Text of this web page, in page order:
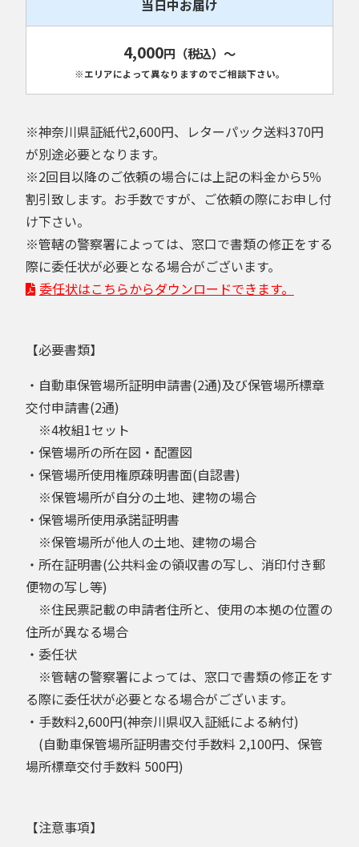
当日中お届け
4,000円 （税込） ～
※エリアによって異なりますのでご相談下さい。
※神奈川県証紙代2,600円、レターパック送料370円
が別途必要となります。
※2回目以降のご依頼の場合には上記の料金から5％
割引致します。お手数ですが、ご依頼の際にお申し付
け下さい。
※管轄の警察署によっては、窓口で書類の修正をする
際に委任状が必要となる場合がございます。
委任状はこちらからダウンロードできます。
【必要書類】
・自動車保管場所証明申請書(2通)及び保管場所標章
交付申請書(2通)
※4枚組1セット
・保管場所の所在図・配置図
・保管場所使用権原疎明書面(自認書)
※保管場所が自分の土地、建物の場合
・保管場所使用承諾証明書
※保管場所が他人の土地、建物の場合
・所在証明書(公共料金の領収書の写し、消印付き郵
便物の写し等)
※住民票記載の申請者住所と、使用の本拠の位置の
住所が異なる場合
・委任状
※管轄の警察署によっては、窓口で書類の修正をす
る際に委任状が必要となる場合がございます。
・手数料2,600円(神奈川県収入証紙による納付)
(自動車保管場所証明書交付手数料 2,100円、保管
場所標章交付手数料 500円)
【注意事項】